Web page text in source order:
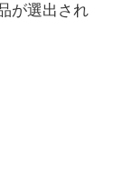
が選出され